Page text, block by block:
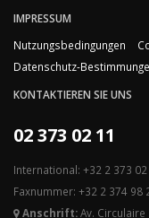
IMPRESSUM
Nutzungsbedingungen
Datenschutz-
KONTAKTIEREN SIE UNS
02 373 02 11
International: +32 2 373 02
Faxnummer: +32 2 374 98
Anschrift:Av. Circulaire